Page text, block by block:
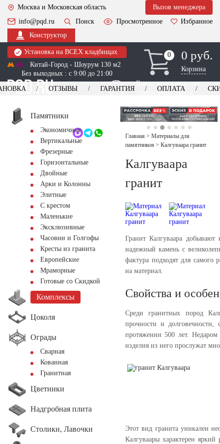
Москва и Московская область
Вызов менеджера
info@pqd.ru
Поиск Просмотренное
Избранное
Конструктор
Установка на ВСЕХ кладбищах
Китай-Город - Шоурум 130 м2
Без выходных : с 9:00 до 21:00
0
0 0 руб.
Корзина
Выезд менеджера для
оформления заказа
+7 (495) 518-44-23
Обратный звонок
ОТЗЫВЫ ГАРАНТИЯ ОПЛАТА
Памятники
Экономичные
Вертикальные
Фрезерные
Горизонтальные
Двойные
Арки и Колонны
Элитные
С крестом
Маленькие
Эксклюзивные
Часовни и Голгофы
Кресты из гранита
Европейские
Мраморные
Готовые со Скидкой
Комплексы
Цоколя
Ограды
Сварная
Кованная
Гранитная
Цветники
Надгробная плита
Столики, Лавочки
Главная > Материалы для
памятников > Калгуваара гранит
Калгуваара
гранит
Гранит Калгуваара
надежный камень с
фактура подходят для
на материал.
Свойства и
Среди гранитных пород
прочности и долговечности,
протяжении 500 лет.
изделия из него прослужат
Этот вид гранита уникален
Калгуваары характерен